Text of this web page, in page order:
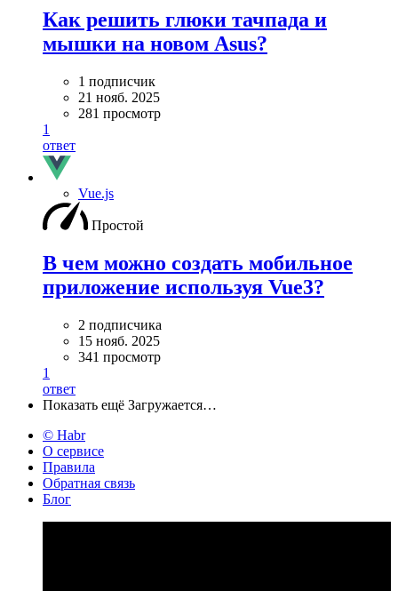
Как решить глюки тачпада и
мышки на новом Asus?
1 подписчик
21 нояб. 2025
281 просмотр
1
ответ
Vue.js
Простой
В чем можно создать мобильное
приложение используя Vue3?
2 подписчика
15 нояб. 2025
341 просмотр
1
ответ
Показать ещё Загружается…
© Habr
О сервисе
Правила
Обратная связь
Блог